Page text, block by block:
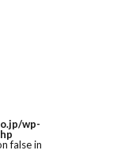
wp-
false in